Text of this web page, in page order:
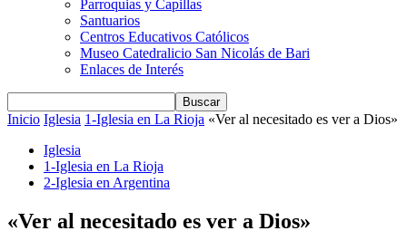
Parroquias y Capillas
Santuarios
Centros Educativos Católicos
Museo Catedralicio San Nicolás de Bari
Enlaces de Interés
Inicio Iglesia 1-Iglesia en La Rioja «Ver al necesitado es ver a Dios»
Iglesia
1-Iglesia en La Rioja
2-Iglesia en Argentina
«Ver al necesitado es ver a Dios»